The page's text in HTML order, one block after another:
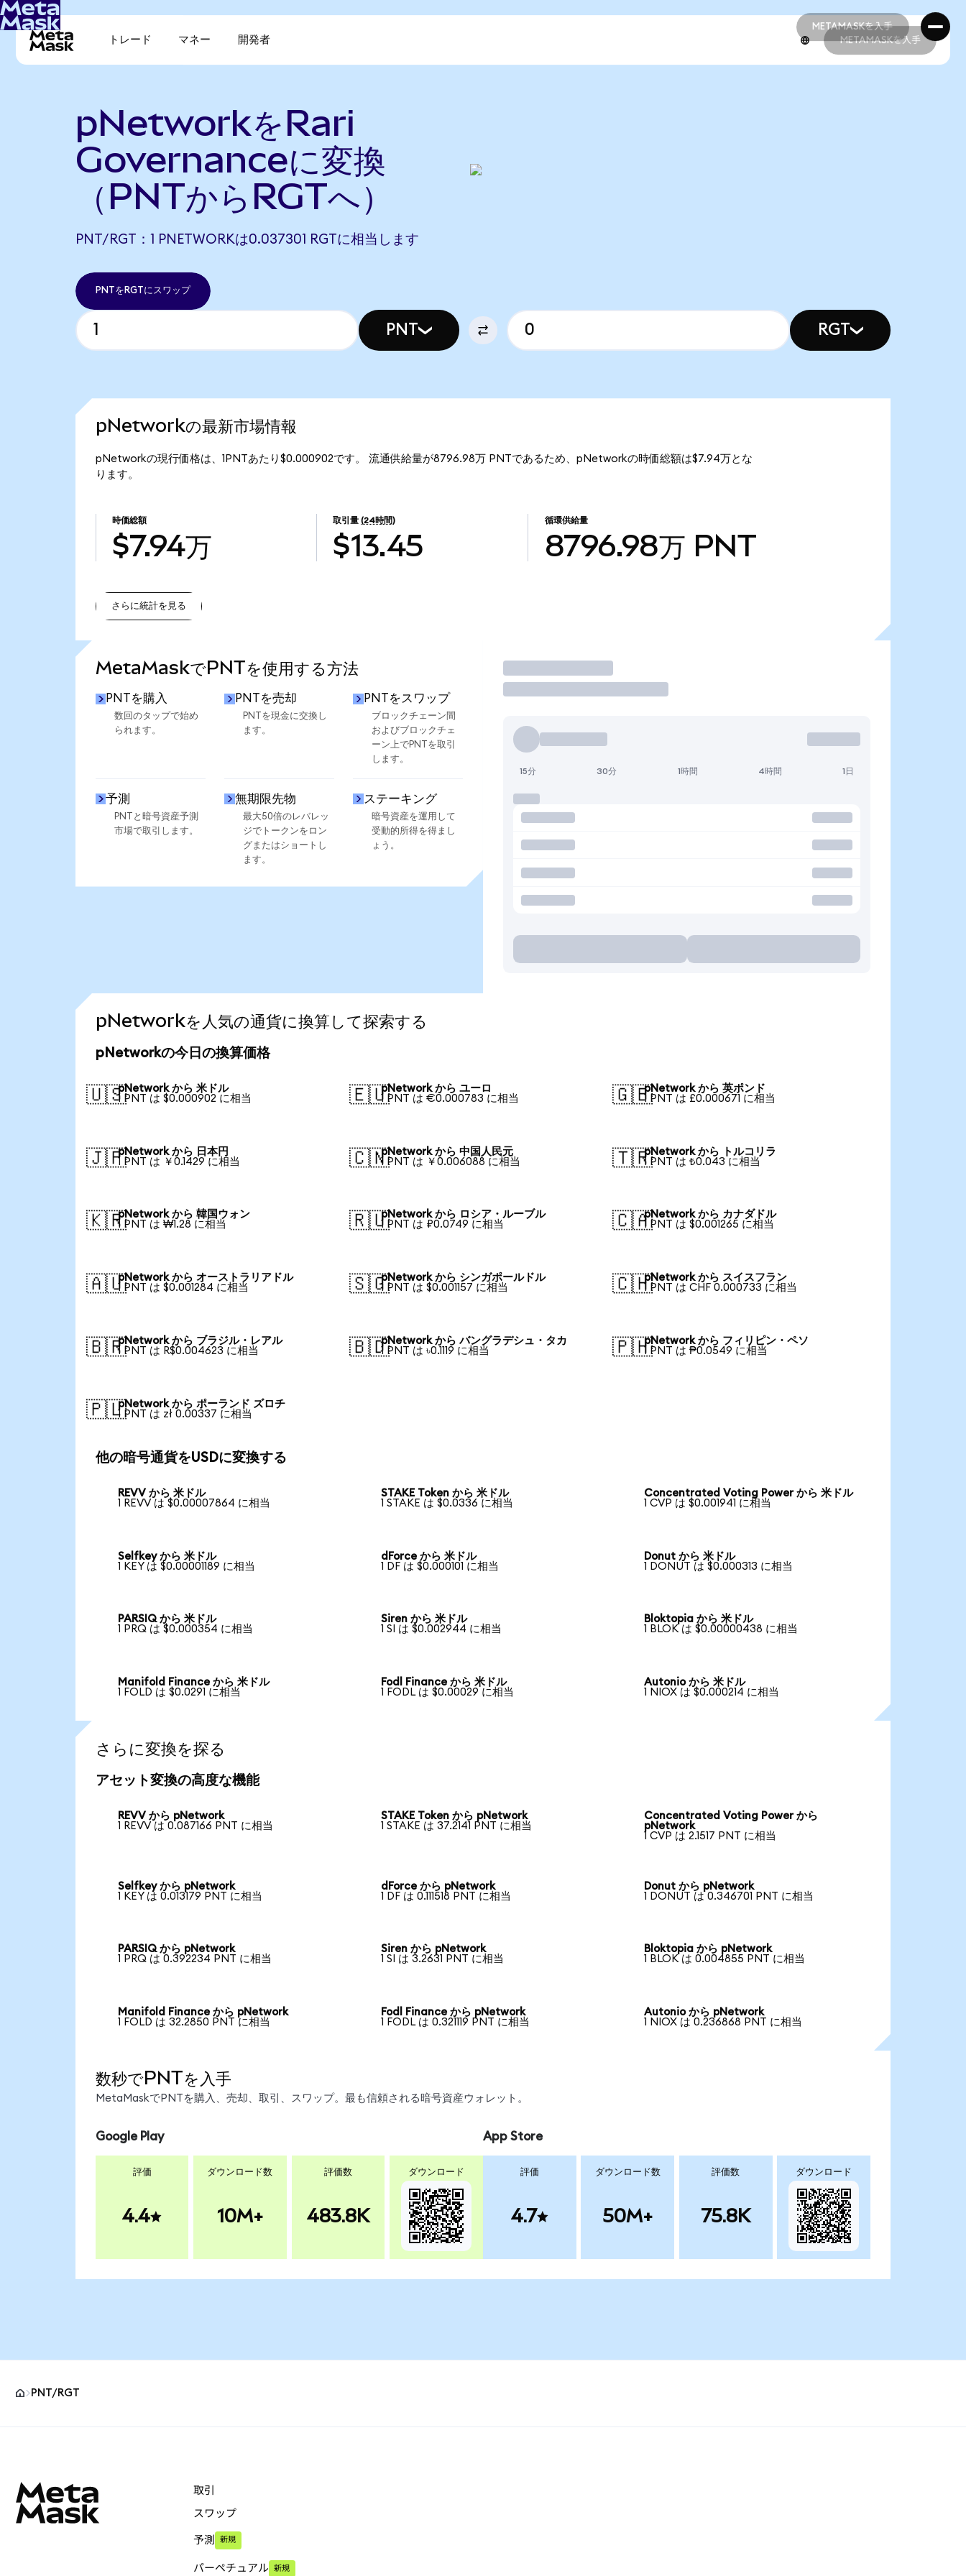
METAMASKを入手
METAMASKを入手
トレード マネー 開発者 METAMASKを入手
pNetworkをRari
Governanceに変換
（PNTからRGTへ）
PNT/RGT：1 PNETWORKは0.037301 RGTに相当します
PNTをRGTにスワップ
PNT RGT
pNetworkの最新市場情報
pNetworkの現行価格は、1PNTあたり$0.000902です。 流通供給量が8796.98万 PNTであるため、pNetworkの時価総額は$7.94万とな
ります。
時価総額
$7.94万
取引量 (24時間)
$13.45
循環供給量
8796.98万 PNT
さらに統計を見る
MetaMaskでPNTを使用する方法
PNTを購入
数回のタップで始め
られます。
PNTを売却
PNTを現金に交換し
ます。
PNTをスワップ
ブロックチェーン間
およびブロックチェ
ーン上でPNTを取引
します。
予測
PNTと暗号資産予測
市場で取引します。
無期限先物
最大50倍のレバレッ
ジでトークンをロン
グまたはショートし
ます。
ステーキング
暗号資産を運用して
受動的所得を得まし
ょう。
取引
15分 30分 1時間 4時間 1日
pNetworkを人気の通貨に換算して探索する
pNetworkの今日の換算価格
🇺🇸pNetwork から 米ドル
1 PNT は $0.000902 に相当
🇪🇺pNetwork から ユーロ
1 PNT は €0.000783 に相当
🇬🇧pNetwork から 英ポンド
1 PNT は £0.000671 に相当
🇯🇵pNetwork から 日本円
1 PNT は ￥0.1429 に相当
🇨🇳pNetwork から 中国人民元
1 PNT は ￥0.006088 に相当
🇹🇷pNetwork から トルコリラ
1 PNT は ₺0.043 に相当
🇰🇷pNetwork から 韓国ウォン
1 PNT は ₩1.28 に相当
🇷🇺pNetwork から ロシア・ルーブル
1 PNT は ₽0.0749 に相当
🇨🇦pNetwork から カナダドル
1 PNT は $0.001265 に相当
🇦🇺pNetwork から オーストラリアドル
1 PNT は $0.001284 に相当
🇸🇬pNetwork から シンガポールドル
1 PNT は $0.001157 に相当
🇨🇭pNetwork から スイスフラン
1 PNT は CHF 0.000733 に相当
🇧🇷pNetwork から ブラジル・レアル
1 PNT は R$0.004623 に相当
🇧🇩pNetwork から バングラデシュ・タカ
1 PNT は ৳0.1119 に相当
🇵🇭pNetwork から フィリピン・ペソ
1 PNT は ₱0.0549 に相当
🇵🇱pNetwork から ポーランド ズロチ
1 PNT は zł 0.00337 に相当
他の暗号通貨をUSDに変換する
REVV から 米ドル
1 REVV は $0.00007864 に相当
STAKE Token から 米ドル
1 STAKE は $0.0336 に相当
Concentrated Voting Power から 米ドル
1 CVP は $0.001941 に相当
Selfkey から 米ドル
1 KEY は $0.00001189 に相当
dForce から 米ドル
1 DF は $0.000101 に相当
Donut から 米ドル
1 DONUT は $0.000313 に相当
PARSIQ から 米ドル
1 PRQ は $0.000354 に相当
Siren から 米ドル
1 SI は $0.002944 に相当
Bloktopia から 米ドル
1 BLOK は $0.00000438 に相当
Manifold Finance から 米ドル
1 FOLD は $0.0291 に相当
Fodl Finance から 米ドル
1 FODL は $0.00029 に相当
Autonio から 米ドル
1 NIOX は $0.000214 に相当
さらに変換を探る
アセット変換の高度な機能
REVV から pNetwork
1 REVV は 0.087166 PNT に相当
STAKE Token から pNetwork
1 STAKE は 37.2141 PNT に相当
Concentrated Voting Power から
pNetwork
1 CVP は 2.1517 PNT に相当
Selfkey から pNetwork
1 KEY は 0.013179 PNT に相当
dForce から pNetwork
1 DF は 0.111518 PNT に相当
Donut から pNetwork
1 DONUT は 0.346701 PNT に相当
PARSIQ から pNetwork
1 PRQ は 0.392234 PNT に相当
Siren から pNetwork
1 SI は 3.2631 PNT に相当
Bloktopia から pNetwork
1 BLOK は 0.004855 PNT に相当
Manifold Finance から pNetwork
1 FOLD は 32.2850 PNT に相当
Fodl Finance から pNetwork
1 FODL は 0.321119 PNT に相当
Autonio から pNetwork
1 NIOX は 0.236868 PNT に相当
数秒でPNTを入手
MetaMaskでPNTを購入、売却、取引、スワップ。最も信頼される暗号資産ウォレット。
Google Play
評価
4.4
ダウンロード数
10M+
評価数
483.8K
ダウンロード
App Store
評価
4.7
ダウンロード数
50M+
評価数
75.8K
ダウンロード
PNT/RGT
取引
スワップ
予測 新規
パーペチュアル 新規